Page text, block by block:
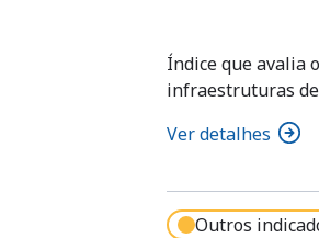
Índice que avalia
infraestruturas de
Ver detalhes
Outros